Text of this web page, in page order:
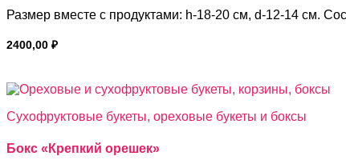
Размер вместе с продуктами: h-18-20 см, d-12-14 см.
2400,00 ₽
Сухофруктовые букеты, ореховые букеты и боксы
Бокс «Крепкий орешек»